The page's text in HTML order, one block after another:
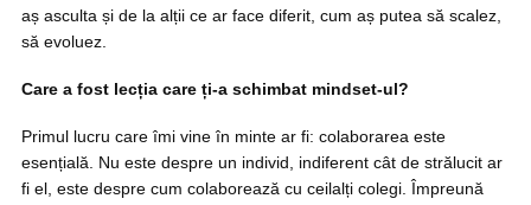
aș asculta și de la alții ce ar face diferit, cum aș putea să scalez,
să evoluez.
Care a fost lecția care ți-a schimbat mindset-ul?
Primul lucru care îmi vine în minte ar fi: colaborarea este
esențială. Nu este despre un individ, indiferent cât de strălucit ar
fi el, este despre cum colaborează cu ceilalți colegi. Împreună